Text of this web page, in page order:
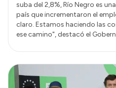
suba del 2,8%, Río Negro es
país que incrementaron el
claro. Estamos haciendo las
ese camino", destacó el